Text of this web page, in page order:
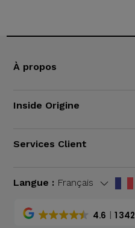
À propos
Inside Origine
Services Client
Langue : Français
4.6 1